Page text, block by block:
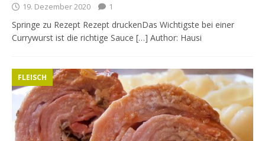
19. Dezember 2020 1
Springe zu Rezept Rezept druckenDas Wichtigste bei einer
Currywurst ist die richtige Sauce […] Author: Hausi
FLEISCH